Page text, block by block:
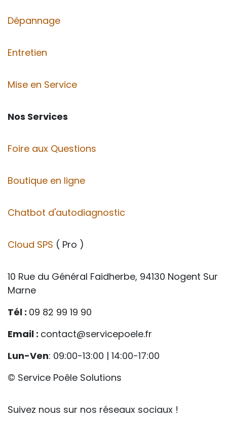
Dépannage
Entretien
Mise en Service
Nos Services
Foire aux Questions
Boutique en ligne
Chatbot d'autodiagnostic
Cloud SPS ( Pro )
10 Rue du Général Faidherbe, 94130 Nogent Sur
Marne
Tél : 09 82 99 19 90
Email : contact@servicepoele.fr
Lun-Ven: 09:00-13:00 | 14:00-17:00
© Service Poêle Solutions
Suivez nous sur nos réseaux sociaux !